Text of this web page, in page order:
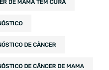
DE MAMA TEM CURA
DE CÂNCER
DE CÂNCER DE MAMA